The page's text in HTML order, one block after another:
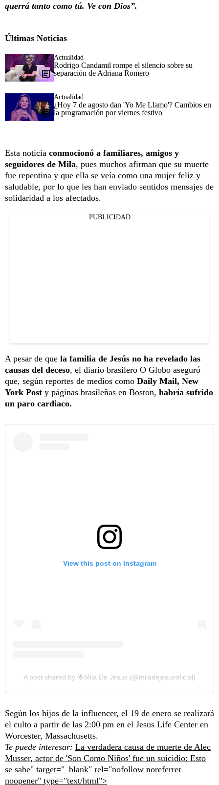
querrá tanto como tú. Ve con Dios”.
Últimas Noticias
Actualidad
Rodrigo Candamil rompe el silencio sobre su
separación de Adriana Romero
Actualidad
¿Hoy 7 de agosto dan 'Yo Me Llamo'? Cambios en
la programación por viernes festivo
Esta noticia conmocionó a familiares, amigos y
seguidores de Mila, pues muchos afirman que su muerte
fue repentina y que ella se veía como una mujer feliz y
saludable, por lo que les han enviado sentidos mensajes de
solidaridad a los afectados.
PUBLICIDAD
A pesar de que la familia de Jesús no ha revelado las
causas del deceso, el diario brasilero O Globo aseguró
que, según reportes de medios como Daily Mail, New
York Post y páginas brasileñas en Boston, habría sufrido
un paro cardiaco.
View this post on Instagram
A post shared by 🌟Mila De Jesus (@miladejesusoficial)
Según los hijos de la influencer, el 19 de enero se realizará
el culto a partir de las 2:00 pm en el Jesus Life Center en
Worcester, Massachusetts.
Te puede interesar: La verdadera causa de muerte de Alec
Musser, actor de 'Son Como Niños' fue un suicidio: Esto
se sabe" target="_blank" rel="nofollow noreferrer
noopener" type="text/html">